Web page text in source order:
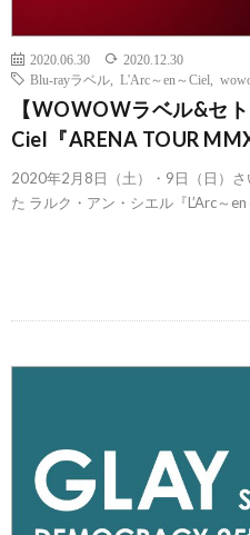
2020.06.30
2020.12.30
Blu-rayラベル
L'Arc～en～Ciel
【WOWOWラベル&セ
Ciel『ARENA TOUR
2020年2月8日（土）・9日（日）
た ラルク・アン・シエル『L’Arc～